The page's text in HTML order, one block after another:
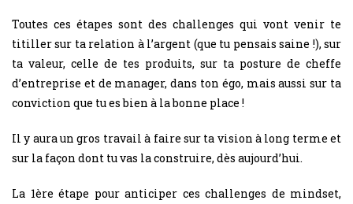
Toutes ces étapes sont des challenges qui vont venir te
titiller sur ta relation à l’argent (que tu pensais saine !), sur
ta valeur, celle de tes produits, sur ta posture de cheffe
d’entreprise et de manager, dans ton égo, mais aussi sur ta
conviction que tu es bien à la bonne place !
Il y aura un gros travail à faire sur ta vision à long terme et
sur la façon dont tu vas la construire, dès aujourd’hui.
La 1ère étape pour anticiper ces challenges de mindset,